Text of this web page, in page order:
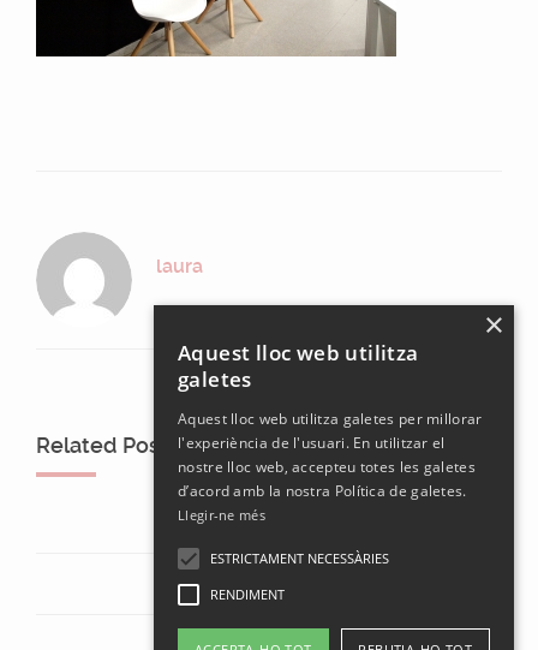
laura
Related Posts
×
Aquest lloc web utilitza
galetes
Aquest lloc web utilitza galetes per millorar
l'experiència de l'usuari. En utilitzar el
nostre lloc web, accepteu totes les galetes
d’acord amb la nostra Política de galetes.
Llegir-ne més
ESTRICTAMENT NECESSÀRIES
RENDIMENT